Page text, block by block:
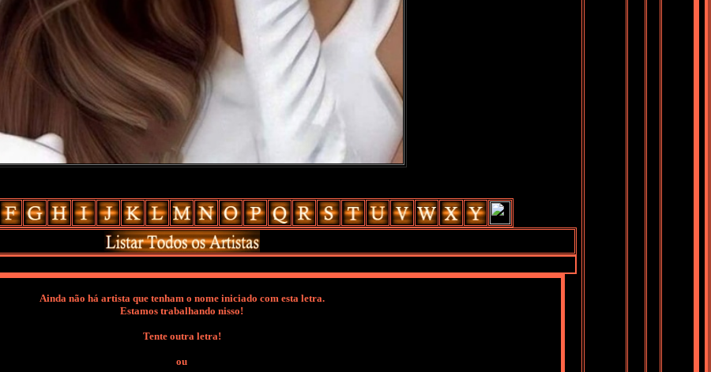
Ainda não há artista que tenham o nome iniciado com esta letra.
Estamos trabalhando nisso!
Tente outra letra!
ou